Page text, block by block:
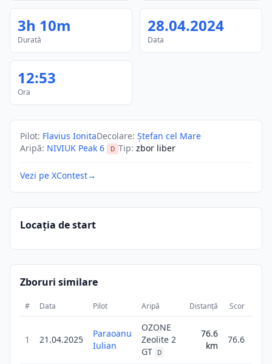
3h 10m
Durată
28.04.2024
Data
12:53
Ora
Pilot: Flavius IonitaDecolare: Ștefan cel Mare
Aripă: NIVIUK Peak 6 D Tip: zbor liber
Vezi pe XContest→
Locația de start
Zboruri similare
# Data Pilot Aripă Distanță Scor
1 21.04.2025
Paraoanu
Iulian
OZONE
Zeolite 2
GT
D
76.6
km
76.6